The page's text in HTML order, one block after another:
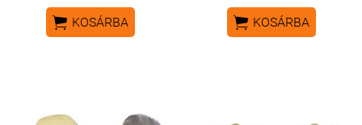
 KOSÁRBA  KOSÁRBA